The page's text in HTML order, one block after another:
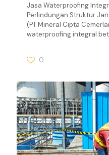
Jasa Waterproofing
Perlindungan Struktur
(PT Mineral Cipta
waterproofing integral
0